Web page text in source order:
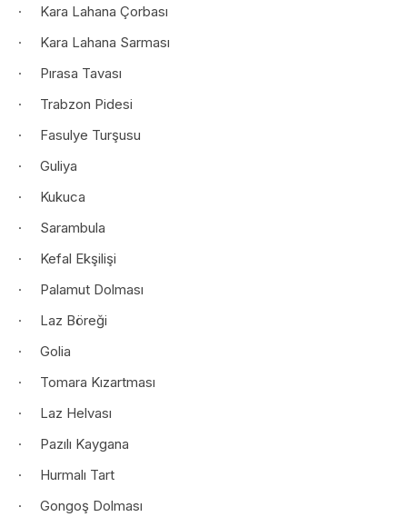
· Kara Lahana Çorbası
· Kara Lahana Sarması
· Pırasa Tavası
· Trabzon Pidesi
· Fasulye Turşusu
· Guliya
· Kukuca
· Sarambula
· Kefal Ekşilişi
· Palamut Dolması
· Laz Böreği
· Golia
· Tomara Kızartması
· Laz Helvası
· Pazılı Kaygana
· Hurmalı Tart
· Gongoş Dolması